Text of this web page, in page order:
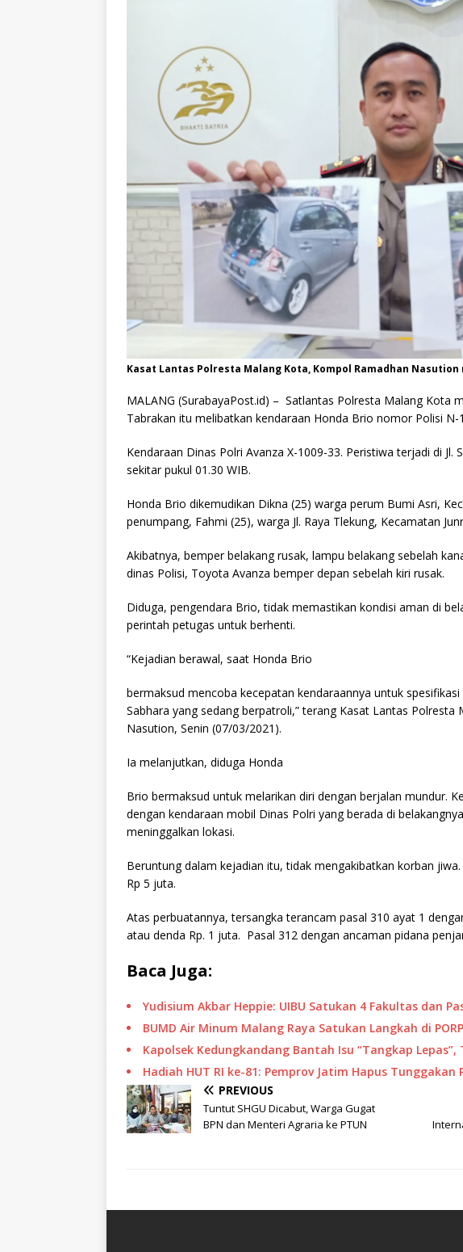
Kasat Lantas Polresta Malang Kota, Kompol Ramadhan
MALANG (SurabayaPost.id) – Satlantas Polresta Malang Kota
Tabrakan itu melibatkan kendaraan Honda Brio nomor Polisi N-
Kendaraan Dinas Polri Avanza X-1009-33. Peristiwa terjadi di
sekitar pukul 01.30 WIB.
Honda Brio dikemudikan Dikna (25) warga perum Bumi Asri,
penumpang, Fahmi (25), warga Jl. Raya Tlekung, Kecamatan
Akibatnya, bemper belakang rusak, lampu belakang sebelah
dinas Polisi, Toyota Avanza bemper depan sebelah kiri rusak.
Diduga, pengendara Brio, tidak memastikan kondisi aman di
perintah petugas untuk berhenti.
“Kejadian berawal, saat Honda Brio
bermaksud mencoba kecepatan kendaraannya untuk
Sabhara yang sedang berpatroli,” terang Kasat Lantas Polresta
Nasution, Senin (07/03/2021).
Ia melanjutkan, diduga Honda
Brio bermaksud untuk melarikan diri dengan berjalan mundur.
dengan kendaraan mobil Dinas Polri yang berada di
meninggalkan lokasi.
Beruntung dalam kejadian itu, tidak mengakibatkan korban
Rp 5 juta.
Atas perbuatannya, tersangka terancam pasal 310 ayat 1
atau denda Rp. 1 juta. Pasal 312 dengan ancaman pidana
Baca Juga:
Yudisium Akbar Heppie: UIBU Satukan 4 Fakultas dan
BUMD Air Minum Malang Raya Satukan Langkah di
Kapolsek Kedungkandang Bantah Isu “Tangkap Lepas”,
Hadiah HUT RI ke-81: Pemprov Jatim Hapus Tunggakan
PREVIOUS
Tuntut SHGU Dicabut, Warga Gugat
BPN dan Menteri Agraria ke PTUN